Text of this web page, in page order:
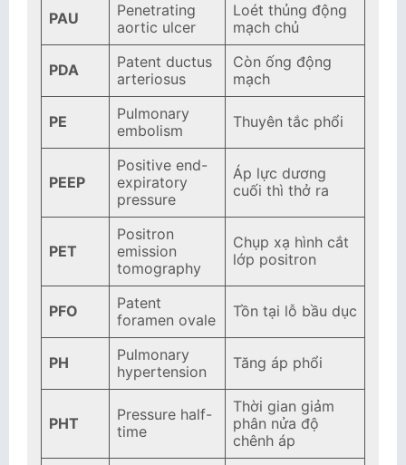
PAU
Penetrating
aortic ulcer
Loét thủng động
mạch chủ
PDA
Patent ductus
arteriosus
Còn ống động
mạch
PE
Pulmonary
embolism
Thuyên tắc phổi
PEEP
Positive end-
expiratory
pressure
Áp lực dương
cuối thì thở ra
PET
Positron
emission
tomography
Chụp xạ hình cắt
lớp positron
PFO
Patent
foramen ovale
Tồn tại lỗ bầu dục
PH
Pulmonary
hypertension
Tăng áp phổi
PHT
Pressure half-
time
Thời gian giảm
phân nửa độ
chênh áp